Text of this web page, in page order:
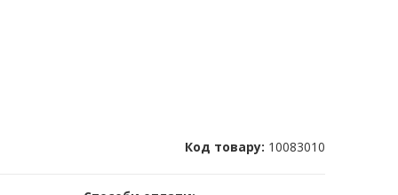
Код товару: 10083010